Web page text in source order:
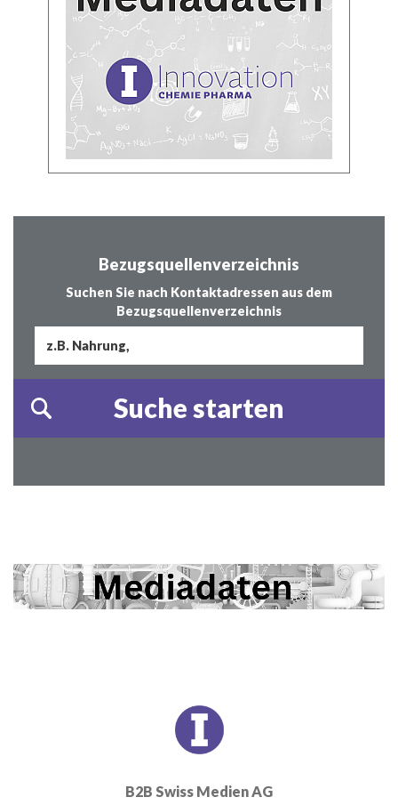
Bezugsquellenverzeichnis
Suchen Sie nach Kontaktadressen aus dem
Bezugsquellenverzeichnis
B2B Swiss Medien AG